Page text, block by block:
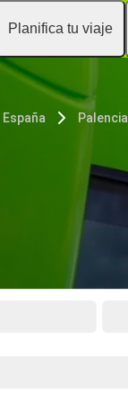
Planifica tu viaje
España Palencia